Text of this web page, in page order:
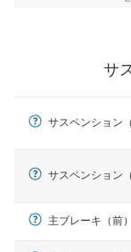
サ
サスペンション（
サスペンション（
主ブレーキ（前）